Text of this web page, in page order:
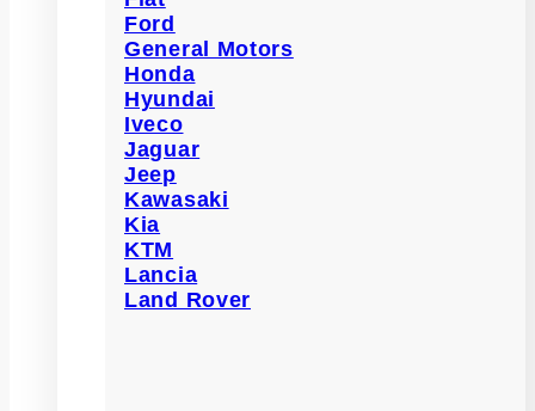
Ford
General Motors
Honda
Hyundai
Iveco
Jaguar
Jeep
Kawasaki
Kia
KTM
Lancia
Land Rover